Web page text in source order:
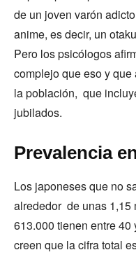
de un joven varón
anime, es decir, un
Pero los psicólogos
complejo que eso y
la población, que
jubilados.
Prevalencia
Los japoneses que no
alrededor de unas 1,15
613.000 tienen entre
creen que la cifra total